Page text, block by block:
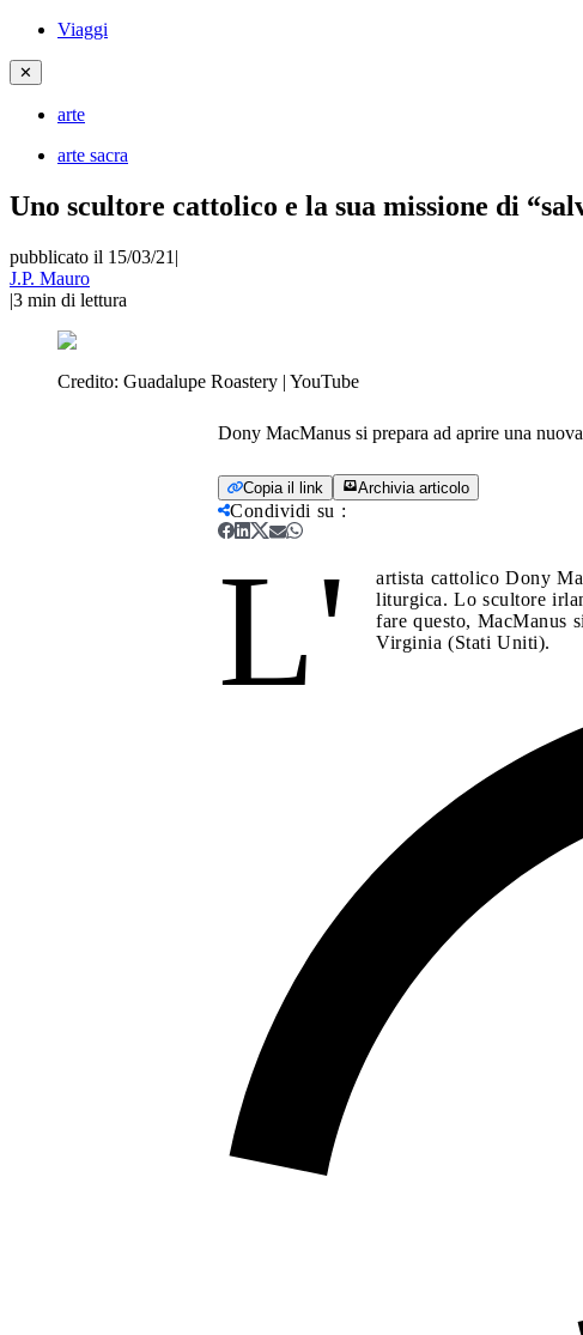
Viaggi
✕
arte
arte sacra
Uno scultore cattolico e la sua missione di
pubblicato il 15/03/21 |
J.P. Mauro
|3 min di lettura
Credito: Guadalupe Roastery | YouTube
Dony MacManus si prepara ad aprire una
Copia il link Archivia articolo
Condividi su :
L'
artista cattolico Dony
liturgica. Lo scultore
fare questo, MacManus
Virginia (Stati Uniti).